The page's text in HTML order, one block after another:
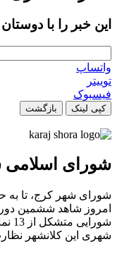
این خبر را با
واتساپ
توییتر
فیسبوک
کپی لینک بازگشت
شورای
امروز شاهد ششمین
شهری این کلانشهر